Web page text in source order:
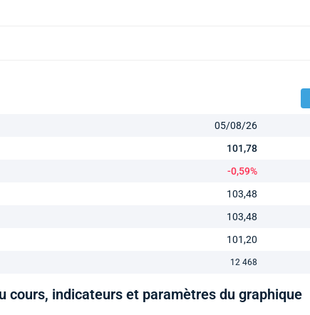
05/08/26
101,78
-0,59%
103,48
103,48
101,20
12 468
cours, indicateurs et paramètres du graphique